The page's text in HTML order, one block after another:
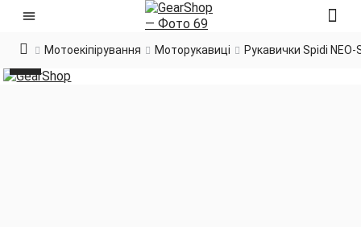
Мотоекіпірування Моторукавиці Рукавички Spidi NEO-